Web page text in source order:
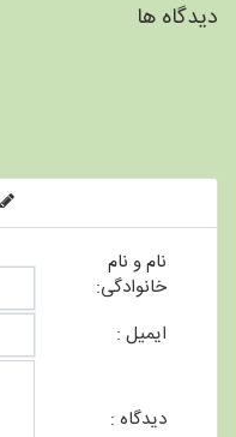
دیدگاه ها
نام و نام
خانوادگی:
ایمیل :
دیدگاه :